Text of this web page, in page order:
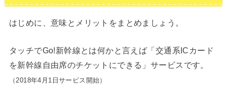
はじめに、意味とメリットをまとめましょう。
タッチでGo!新幹線とは何かと言えば「交通系ICカード
を新幹線自由席のチケットにできる」サービスです。
（2018年4月1日サービス開始）